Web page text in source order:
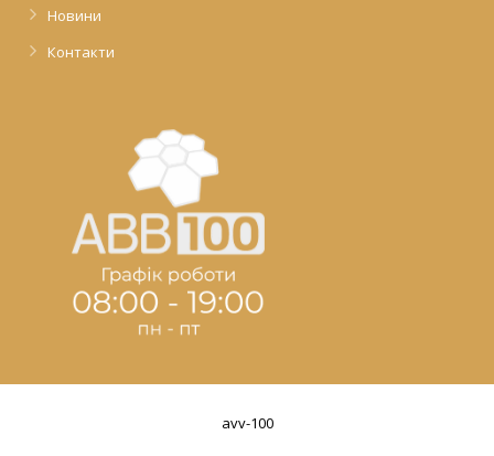
Новини
Контакти
avv-100